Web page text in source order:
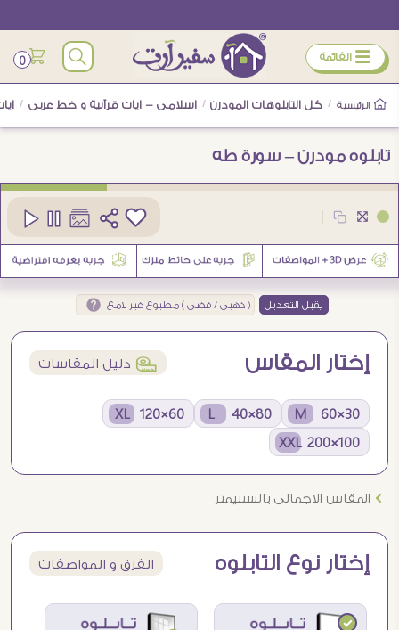
ÿ القائمة 0
الرئيسية / كل التابلوهات المودرن / اسلامى - ايات قرآنية و خط عربى /
تابلوه مودرن – سورة طه
يقبل التعديل ( ذهبى / فضى ) مطبوع غير لامع
إختار المقاس í دليل المقاسات
30×60 M
80×40 L
60×120 XL
100×200 XXL
Ö المقاس الاجمالى بالسنتيمتر
إختار نوع التابلوه الفرق و المواصفات